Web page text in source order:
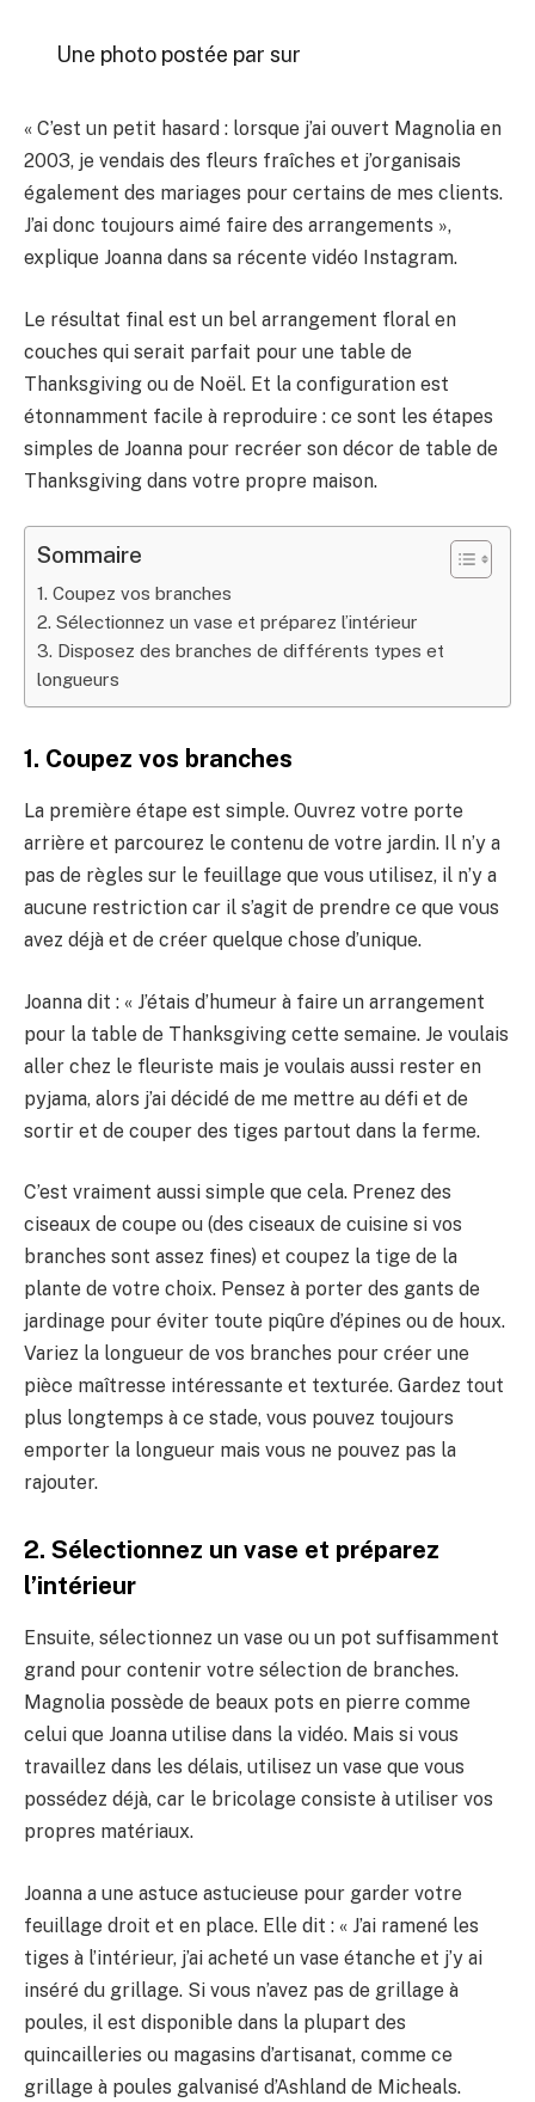
Une photo postée par sur
« C’est un petit hasard : lorsque j’ai ouvert Magnolia en
2003, je vendais des fleurs fraîches et j’organisais
également des mariages pour certains de mes clients.
J’ai donc toujours aimé faire des arrangements »,
explique Joanna dans sa récente vidéo Instagram.
Le résultat final est un bel arrangement floral en
couches qui serait parfait pour une table de
Thanksgiving ou de Noël. Et la configuration est
étonnamment facile à reproduire : ce sont les étapes
simples de Joanna pour recréer son décor de table de
Thanksgiving dans votre propre maison.
Sommaire
1. Coupez vos branches
2. Sélectionnez un vase et préparez l’intérieur
3. Disposez des branches de différents types et
longueurs
1. Coupez vos branches
La première étape est simple. Ouvrez votre porte
arrière et parcourez le contenu de votre jardin. Il n’y a
pas de règles sur le feuillage que vous utilisez, il n’y a
aucune restriction car il s’agit de prendre ce que vous
avez déjà et de créer quelque chose d’unique.
Joanna dit : « J’étais d’humeur à faire un arrangement
pour la table de Thanksgiving cette semaine. Je voulais
aller chez le fleuriste mais je voulais aussi rester en
pyjama, alors j’ai décidé de me mettre au défi et de
sortir et de couper des tiges partout dans la ferme.
C’est vraiment aussi simple que cela. Prenez des
ciseaux de coupe ou (des ciseaux de cuisine si vos
branches sont assez fines) et coupez la tige de la
plante de votre choix. Pensez à porter des gants de
jardinage pour éviter toute piqûre d’épines ou de houx.
Variez la longueur de vos branches pour créer une
pièce maîtresse intéressante et texturée. Gardez tout
plus longtemps à ce stade, vous pouvez toujours
emporter la longueur mais vous ne pouvez pas la
rajouter.
2. Sélectionnez un vase et préparez
l’intérieur
Ensuite, sélectionnez un vase ou un pot suffisamment
grand pour contenir votre sélection de branches.
Magnolia possède de beaux pots en pierre comme
celui que Joanna utilise dans la vidéo. Mais si vous
travaillez dans les délais, utilisez un vase que vous
possédez déjà, car le bricolage consiste à utiliser vos
propres matériaux.
Joanna a une astuce astucieuse pour garder votre
feuillage droit et en place. Elle dit : « J’ai ramené les
tiges à l’intérieur, j’ai acheté un vase étanche et j’y ai
inséré du grillage. Si vous n’avez pas de grillage à
poules, il est disponible dans la plupart des
quincailleries ou magasins d’artisanat, comme ce
grillage à poules galvanisé d’Ashland de Micheals.